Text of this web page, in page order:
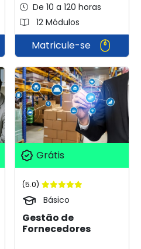
De 10 a 120 horas
12 Módulos
Matricule-se
Grátis
(5.0)
Básico
Gestão de
Fornecedores